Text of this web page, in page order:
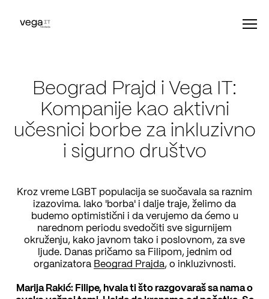
Beograd Prajd i Vega IT:
Kompanije kao aktivni
učesnici borbe za inkluzivno
i sigurno društvo
Kroz vreme LGBT populacija se suočavala sa raznim
izazovima. Iako 'borba' i dalje traje, želimo da
budemo optimistični i da verujemo da ćemo u
narednom periodu svedočiti sve sigurnijem
okruženju, kako javnom tako i poslovnom, za sve
ljude. Danas pričamo sa Filipom, jednim od
organizatora Beograd Prajda, o inkluzivnosti.
Marija Rakić: Filipe, hvala ti što razgovaraš sa nama o